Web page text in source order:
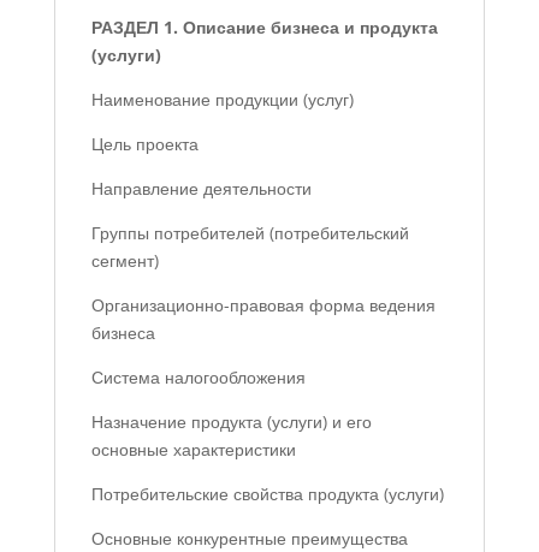
РАЗДЕЛ 1. Описание бизнеса и продукта
(услуги)
Наименование продукции (услуг)
Цель проекта
Направление деятельности
Группы потребителей (потребительский
сегмент)
Организационно-правовая форма ведения
бизнеса
Система налогообложения
Назначение продукта (услуги) и его
основные характеристики
Потребительские свойства продукта (услуги)
Основные конкурентные преимущества